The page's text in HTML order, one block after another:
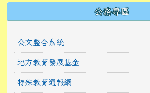
公務專區
公文整合系統
地方教育發展基金
特殊教育通報網